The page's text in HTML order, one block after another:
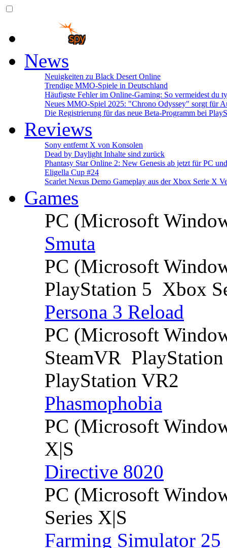
News
Neuigkeiten zu Black Desert Online
Trendige MMO-Spiele in Deutschland
Häufigste Fehler im Online-Gaming: So vermeidest du
Neues MMO-Spiel 2025: "Chrono Odyssey" sorgt für
Die Registrierung für das neue Beta-Programm bei
Reviews
Sony entfernt X von Konsolen
Dead by Daylight Inhalte sind zurück
Phantasy Star Online 2: New Genesis ab jetzt für PC
Eligella Cup #24
Scarlet Nexus Demo Gameplay aus der Xbox Serie X
Games
PC (Microsoft
Smuta
PC (Microsoft
PlayStation 5 Xbox
Persona 3 Reload
PC (Microsoft
SteamVR
PlayStation VR2
Phasmophobia
PC (Microsoft
X|S
Directive 8020
PC (Microsoft
Series X|S
Farming Simulator 25